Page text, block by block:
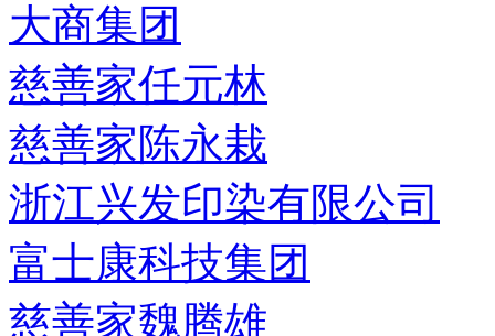
大商集团
慈善家任元林
慈善家陈永栽
浙江兴发印染有限公司
富士康科技集团
慈善家魏腾雄